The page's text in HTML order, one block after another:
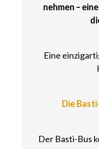
nehmen –
Eine
Die
Der Basti-Bus